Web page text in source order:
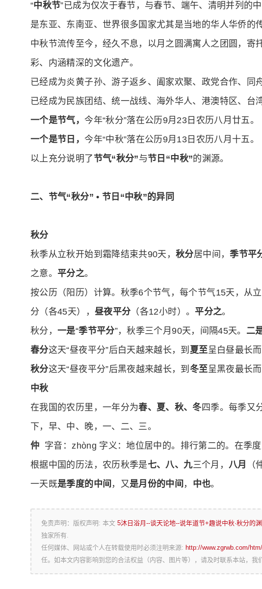
“中秋节”已成为仅次于春节，与春节、端午、清明并列的
是东亚、东南亚、世界很多国家尤其是当地的华人华侨的
中秋节流传至今，经久不息，以月之圆满寓人之团圆，
彩、内涵精深的文化遗产。
已经成为炎黄子孙、游子返乡、阖家欢聚、政党合作、同
已经成为民族团结、统一战线、海外华人、港澳特区、台
一个是节气，今年“秋分”落在公历9月23日农历八月廿五。
一个是节日，今年“中秋”落在公历9月13日农历八月十五。
以上充分说明了 节气“秋分”与节日“中秋”的渊源。
二、节气“秋分” • 节日“中秋”的异同
秋分
秋季从立秋开始到霜降结束共90天，秋分居中间，季节平
之意。 平分之。
按公历（阳历）计算。秋季6个节气，每个节气15天，从
分（各45天）， 昼夜平分 （各12小时）。 平分之。
秋分，一是“季节平分”，秋季三个月90天，间隔45天。 二
春分这天“昼夜平分”后白天越来越长，到 夏至呈白昼最长而
秋分这天“昼夜平分”后黑夜越来越长，到 冬至呈黑夜最长
中秋
在我国的农历里，一年分为春、夏、秋、冬四季。每季又
下，早、中、晚，一、二、三。
仲 字音：zhòng 字义：地位居中的。排行第二的。在季度
根据中国的历法，农历秋季是七、八、九三个月， 八月 （
一天既是季度的中间 ，又是月份的中间 ， 中也。
免责声明：版权声明: 本文 5沐日浴月--谈天论地--说年道节+趣说中秋·秋分的
独家所有.
任何媒体、网站或个人在转载使用时必须注明来源: http://www.zgrwb.com/
任。如本文内容影响到您的合法权益（内容、图片等），请及时联系本站，我